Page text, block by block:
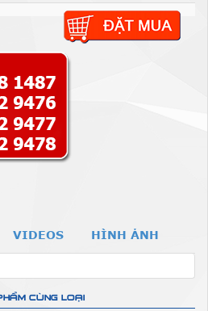
VIDEOS HÌNH ẢNH
CÙNG LOẠI